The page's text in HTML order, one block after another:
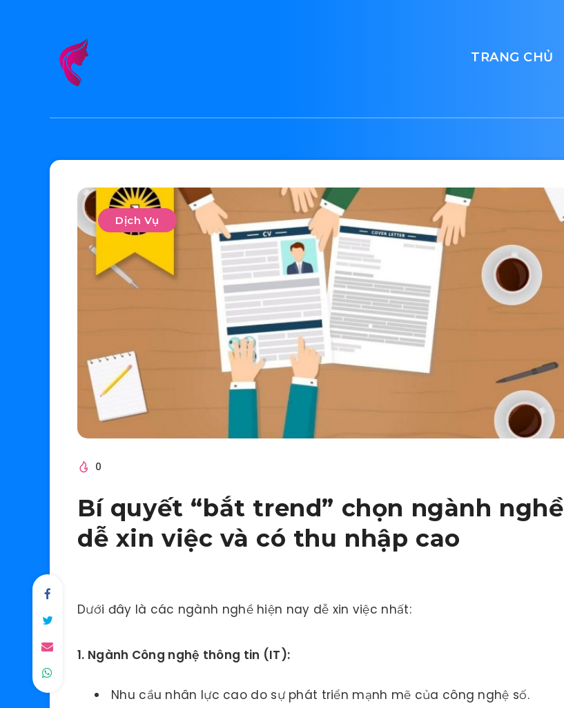
TRANG CHỦ
Dịch Vụ
0
Bí quyết “bắt trend” chọn ngành nghề
dễ xin việc và có thu nhập cao
Dưới đây là các ngành nghề hiện nay dễ xin việc nhất:
1. Ngành Công nghệ thông tin (IT):
Nhu cầu nhân lực cao do sự phát triển mạnh mẽ của công nghệ số.